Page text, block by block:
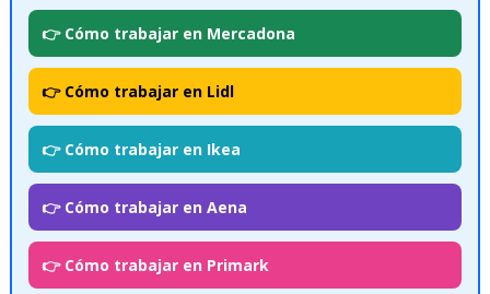
👉 Cómo trabajar en Mercadona
👉 Cómo trabajar en Lidl
👉 Cómo trabajar en Ikea
👉 Cómo trabajar en Aena
👉 Cómo trabajar en Primark